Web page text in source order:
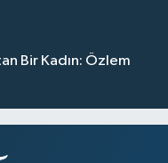
Bir Kadın: Özlem